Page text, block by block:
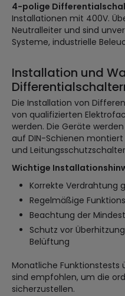
4-polige
Installationen mit 400V.
Neutralleiter und sind
Systeme, industrielle
Installation und
Die Installation von
von qualifizierten
werden. Die Geräte
auf DIN-Schienen
und
Wichtige
Korrekte Verdrahtung
Regelmäßige
Beachtung der
Schutz vor
Belüftung
Monatliche Funktionstests
sind empfohlen, um die
sicherzustellen.